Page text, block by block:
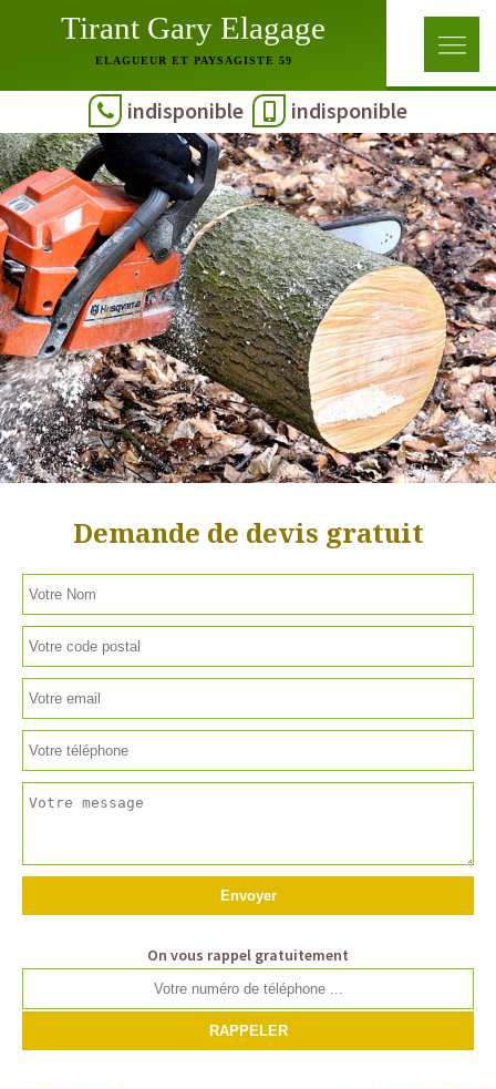
Tirant Gary Elagage
ELAGUEUR ET PAYSAGISTE 59
indisponible indisponible
Demande de devis gratuit
On vous rappel gratuitement